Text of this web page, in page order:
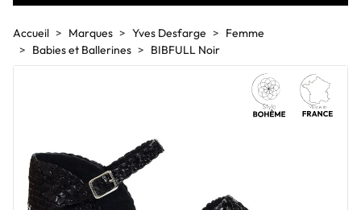
Accueil Marques Yves Desfarge
Femme
Babies et Ballerines
BIBFULL Noir